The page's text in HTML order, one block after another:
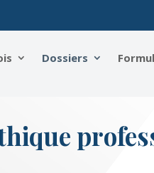
Dossiers